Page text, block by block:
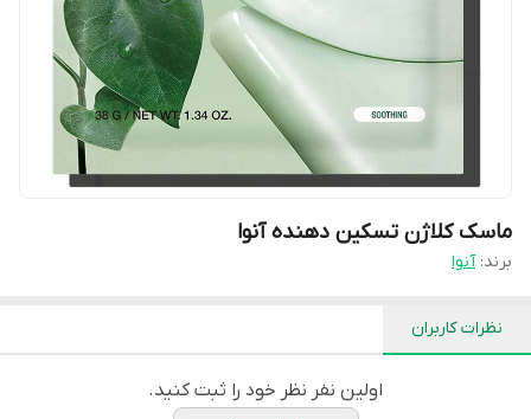
ماسک کلاژن تسکین دهنده آنوا
برند: آنوا
نظرات کاربران
اولین نفر نظر خود را ثبت کنید.